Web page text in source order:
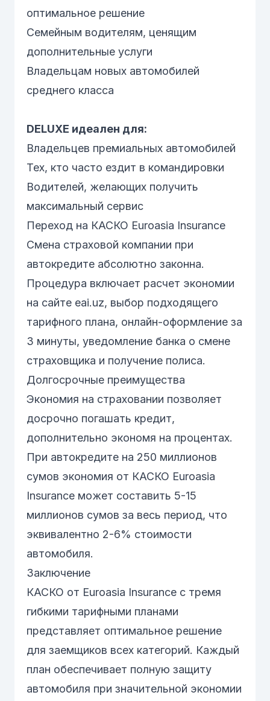
оптимальное решение
Семейным водителям, ценящим
дополнительные услуги
Владельцам новых автомобилей
среднего класса
DELUXE идеален для:
Владельцев премиальных автомобилей
Тех, кто часто ездит в командировки
Водителей, желающих получить
максимальный сервис
Переход на КАСКО Euroasia Insurance
Смена страховой компании при
автокредите абсолютно законна.
Процедура включает расчет экономии
на сайте eai.uz, выбор подходящего
тарифного плана, онлайн-оформление за
3 минуты, уведомление банка о смене
страховщика и получение полиса.
Долгосрочные преимущества
Экономия на страховании позволяет
досрочно погашать кредит,
дополнительно экономя на процентах.
При автокредите на 250 миллионов
сумов экономия от КАСКО Euroasia
Insurance может составить 5-15
миллионов сумов за весь период, что
эквивалентно 2-6% стоимости
автомобиля.
Заключение
КАСКО от Euroasia Insurance с тремя
гибкими тарифными планами
представляет оптимальное решение
для заемщиков всех категорий. Каждый
план обеспечивает полную защиту
автомобиля при значительной экономии